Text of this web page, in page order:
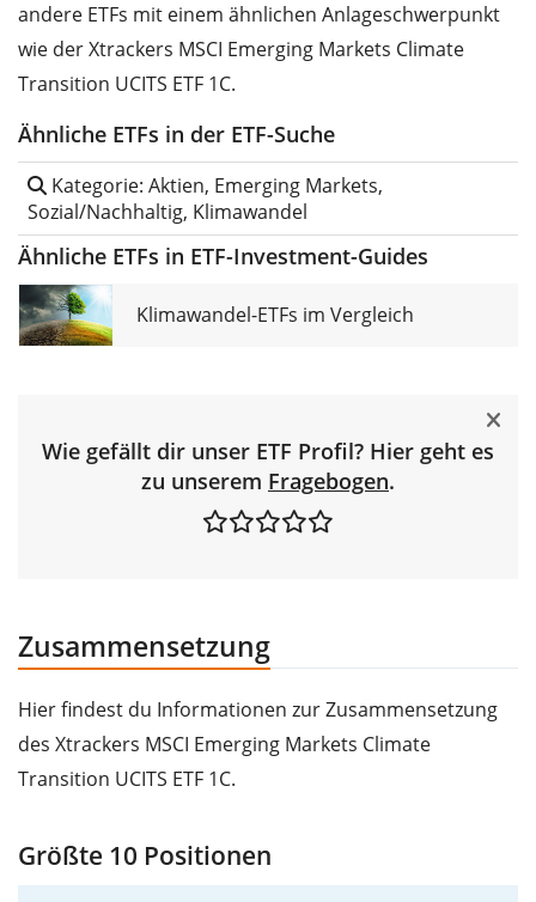
andere ETFs mit einem ähnlichen Anlageschwerpunkt
wie der Xtrackers MSCI Emerging Markets Climate
Transition UCITS ETF 1C.
Ähnliche ETFs in der ETF-Suche
Kategorie: Aktien, Emerging Markets,
Sozial/Nachhaltig, Klimawandel
Ähnliche ETFs in ETF-Investment-Guides
Klimawandel-ETFs im Vergleich
Wie gefällt dir unser ETF Profil? Hier geht es
zu unserem Fragebogen.
Zusammensetzung
Hier findest du Informationen zur Zusammensetzung
des Xtrackers MSCI Emerging Markets Climate
Transition UCITS ETF 1C.
Größte 10 Positionen